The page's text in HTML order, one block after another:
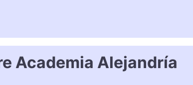
Academia Alejandría